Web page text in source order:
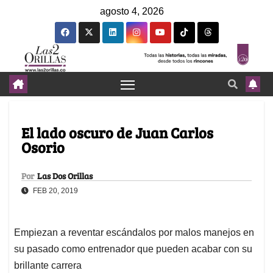
agosto 4, 2026
El lado oscuro de Juan Carlos
Osorio
Por Las Dos Orillas
FEB 20, 2019
Empiezan a reventar escándalos por malos manejos en
su pasado como entrenador que pueden acabar con su
brillante carrera